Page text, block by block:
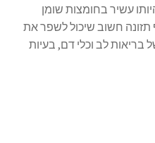
עשיר בחומצות שומן
תזונה חשוב שיכול לשפר את
בריאות לב וכלי דם, בעיות